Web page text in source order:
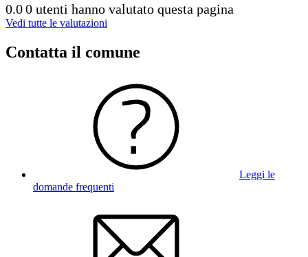
0.00 utenti hanno valutato questa pagina
Vedi tutte le valutazioni
Contatta il comune
Leggi le
domande frequenti